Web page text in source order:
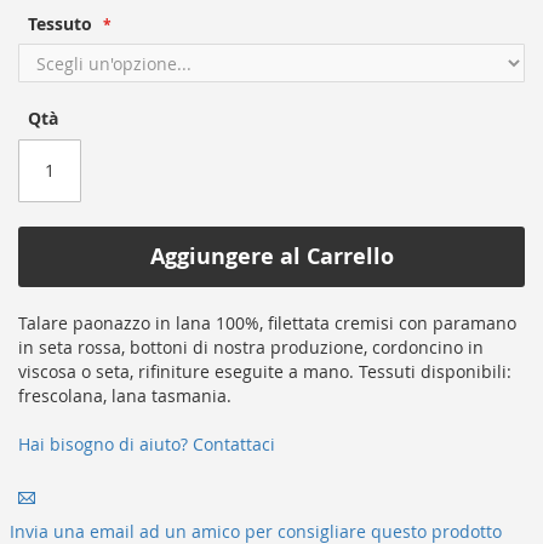
Tessuto
Qtà
Aggiungere al Carrello
Talare paonazzo in lana 100%, filettata cremisi con paramano
in seta rossa, bottoni di nostra produzione, cordoncino in
viscosa o seta, rifiniture eseguite a mano. Tessuti disponibili:
frescolana, lana tasmania.
Hai bisogno di aiuto? Contattaci
Invia una email ad un amico per consigliare questo prodotto
images
gallery